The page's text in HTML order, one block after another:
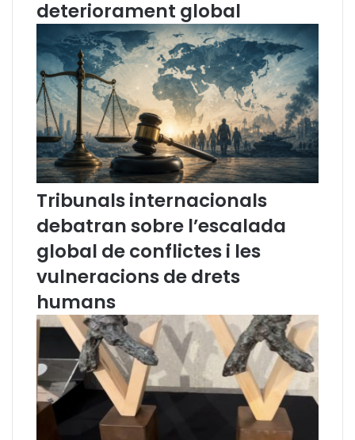
a
o
n
d
e
m
n
a
e
l
s
a
m
p
t
e
B
n
o
l
o
g
i
a
j
u
r
í
d
i
c
deteriorament global
Tribunals internacionals
debatran sobre l’escalada
global de conflictes i les
vulneracions de drets
humans